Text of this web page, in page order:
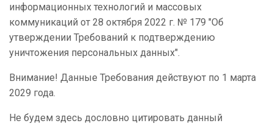
информационных технологий и массовых
коммуникаций от 28 октября 2022 г. № 179 "Об
утверждении Требований к подтверждению
уничтожения персональных данных".
Внимание! Данные Требования действуют по 1 марта
2029 года.
Не будем здесь дословно цитировать данный